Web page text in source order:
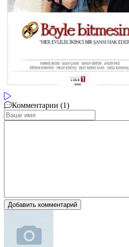
Комментарии (1)
Добавить комментарий